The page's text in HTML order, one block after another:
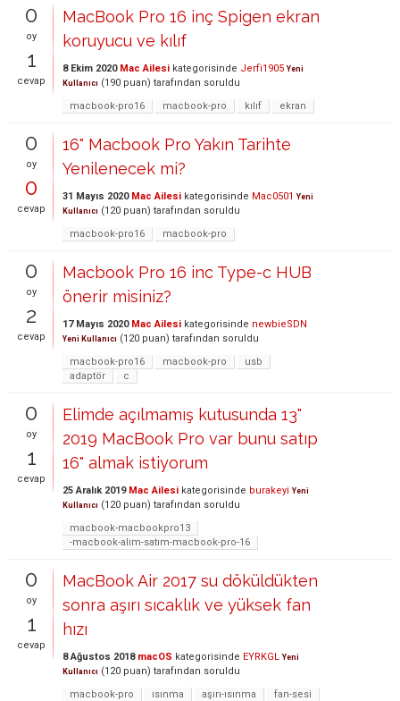
0
oy
1
cevap
MacBook Pro 16 inç Spigen ekran
koruyucu ve kılıf
8 Ekim 2020 Mac Ailesi kategorisinde Jerfi1905 Yeni
Kullanıcı (190 puan) tarafından soruldu
macbook-pro16
macbook-pro kılıf ekran
0
oy
0
cevap
16" Macbook Pro Yakın Tarihte
Yenilenecek mi?
31 Mayıs 2020 Mac Ailesi kategorisinde Mac0501 Yeni
Kullanıcı (120 puan) tarafından soruldu
macbook-pro16
macbook-pro
0
oy
2
cevap
Macbook Pro 16 inc Type-c HUB
önerir misiniz?
17 Mayıs 2020 Mac Ailesi kategorisinde newbieSDN
Yeni Kullanıcı (120 puan) tarafından soruldu
macbook-pro16
macbook-pro
usb
adaptör
c
0
oy
1
cevap
Elimde açılmamış kutusunda 13"
2019 MacBook Pro var bunu satıp
16" almak istiyorum
25 Aralık 2019 Mac Ailesi kategorisinde burakeyi Yeni
Kullanıcı (120 puan) tarafından soruldu
macbook-macbookpro13
-macbook-alım-satım-macbook-pro-16
0
oy
1
cevap
MacBook Air 2017 su döküldükten
sonra aşırı sıcaklık ve yüksek fan
hızı
8 Ağustos 2018 macOS kategorisinde EYRKGL Yeni
Kullanıcı (120 puan) tarafından soruldu
macbook-pro
ısınma aşırı-ısınma
fan-sesi